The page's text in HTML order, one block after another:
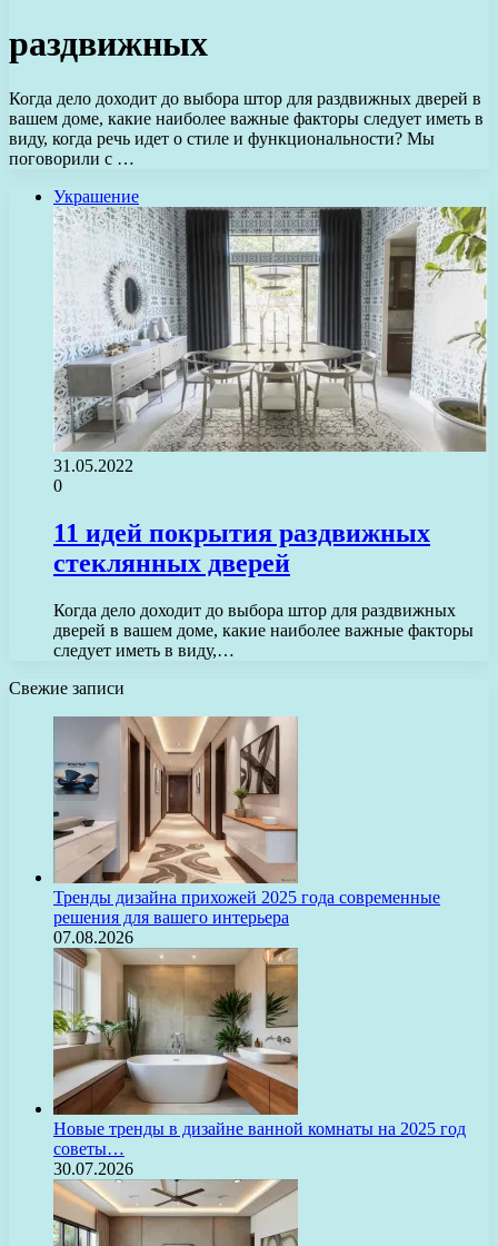
раздвижных
Когда дело доходит до выбора штор для раздвижных дверей в
вашем доме, какие наиболее важные факторы следует иметь в
виду, когда речь идет о стиле и функциональности? Мы
поговорили с …
Украшение
31.05.2022
0
11 идей покрытия раздвижных
стеклянных дверей
Когда дело доходит до выбора штор для раздвижных
дверей в вашем доме, какие наиболее важные факторы
следует иметь в виду,…
Свежие записи
Тренды дизайна прихожей 2025 года современные
решения для вашего интерьера
07.08.2026
Новые тренды в дизайне ванной комнаты на 2025 год
советы…
30.07.2026